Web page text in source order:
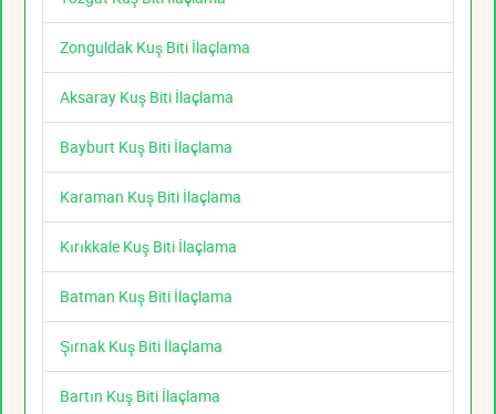
Zonguldak Kuş Biti İlaçlama
Aksaray Kuş Biti İlaçlama
Bayburt Kuş Biti İlaçlama
Karaman Kuş Biti İlaçlama
Kırıkkale Kuş Biti İlaçlama
Batman Kuş Biti İlaçlama
Şırnak Kuş Biti İlaçlama
Bartın Kuş Biti İlaçlama